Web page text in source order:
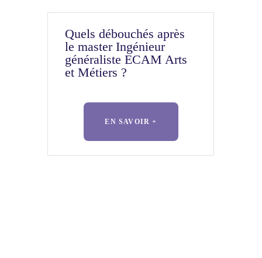
Quels débouchés après
le master Ingénieur
généraliste ECAM Arts
et Métiers ?
EN SAVOIR +